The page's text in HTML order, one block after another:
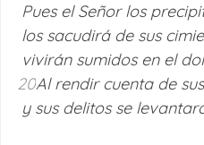
Pues el Señor los
los sacudirá de sus
vivirán sumidos en el
20Al rendir cuenta de
y sus delitos se